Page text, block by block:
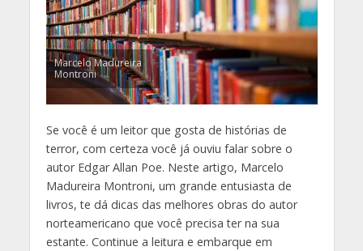
Marcelo Madureira
Montroni
Se você é um leitor que gosta de histórias de
terror, com certeza você já ouviu falar sobre o
autor Edgar Allan Poe. Neste artigo, Marcelo
Madureira Montroni, um grande entusiasta de
livros, te dá dicas das melhores obras do autor
norteamericano que você precisa ter na sua
estante. Continue a leitura e embarque em